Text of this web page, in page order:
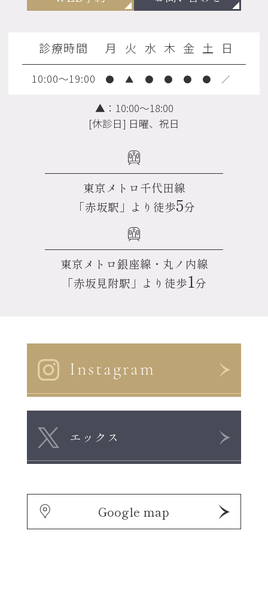
診療時間 月 火 水 木 金 土 日
10:00～19:00 ● ▲ ● ● ● ● ／
▲：10:00～18:00
[休診日] 日曜、祝日
東京メトロ千代田線
「赤坂駅」より徒歩5分
東京メトロ銀座線・丸ノ内線
「赤坂見附駅」より徒歩1 分
Instagram
エックス
Google map